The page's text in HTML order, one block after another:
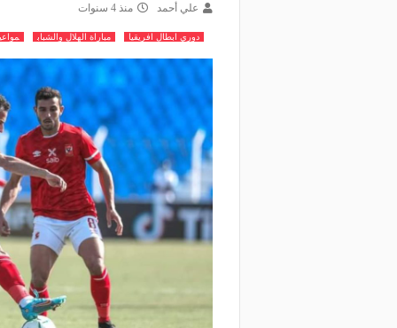
علي أحمد منذ 4 سنوات
دوري ابطال افريقيا مباراة الهلال والشباب